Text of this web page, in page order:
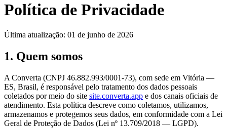
Política de Privacidade
Última atualização: 01 de junho de 2026
1. Quem somos
A Converta (CNPJ 46.882.993/0001-73), com sede em Vitória —
ES, Brasil, é responsável pelo tratamento dos dados pessoais
coletados por meio do site site.converta.app e dos canais oficiais de
atendimento. Esta política descreve como coletamos, utilizamos,
armazenamos e protegemos seus dados, em conformidade com a Lei
Geral de Proteção de Dados (Lei nº 13.709/2018 — LGPD).